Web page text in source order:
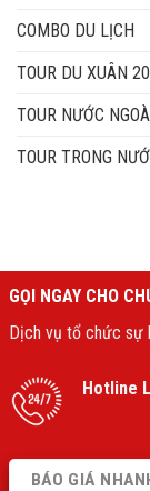
COMBO DU LỊCH
TOUR DU XUÂN
TOUR NƯỚC
TOUR TRONG
GỌI NGAY CHO
Dịch vụ tổ chức sự
Hotline
BÁO GIÁ